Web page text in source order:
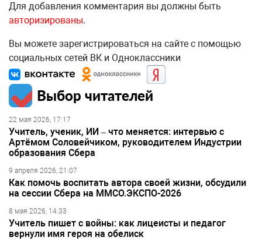
Для добавления комментария вы должны быть
авторизированы.
Вы можете зарегистрироваться на сайте с помощью
социальных сетей ВК и Одноклассники
Выбор читателей
22 мая 2026, 17:17
Учитель, ученик, ИИ – что меняется: интервью с
Артёмом Соловейчиком, руководителем Индустрии
образования Сбера
9 апреля 2026, 21:07
Как помочь воспитать автора своей жизни, обсудили
на сессии Сбера на ММСО.ЭКСПО-2026
8 мая 2026, 14:33
Учитель пишет с войны: как лицеисты и педагог
вернули имя героя на обелиск